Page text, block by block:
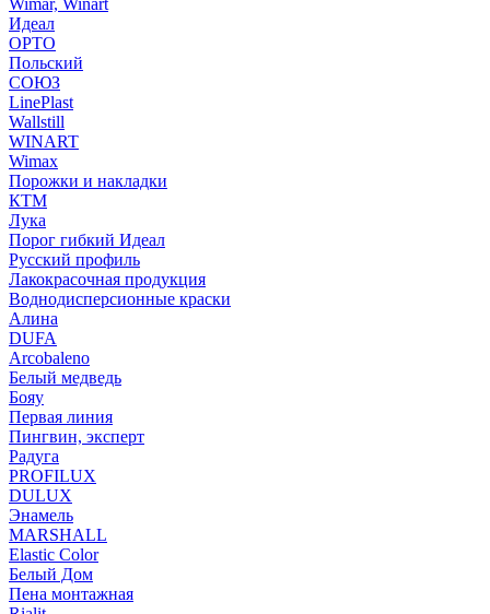
Wimar, Winart
Идеал
ОРТО
Польский
СОЮЗ
LinePlast
Wallstill
WINART
Wimax
Порожки и накладки
КТМ
Лука
Порог гибкий Идеал
Русский профиль
Лакокрасочная продукция
Воднодисперсионные краски
Алина
DUFA
Arcobaleno
Белый медведь
Бояу
Первая линия
Пингвин, эксперт
Радуга
PROFILUX
DULUX
Энамель
MARSHALL
Elastic Color
Белый Дом
Пена монтажная